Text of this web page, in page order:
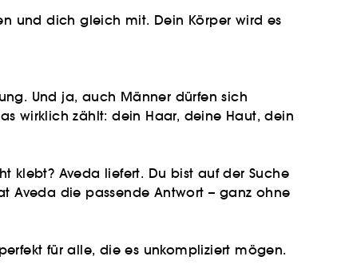
und dich gleich mit. Dein Körper wird es
Und ja, auch Männer dürfen sich
wirklich zählt: dein Haar, deine Haut, dein
klebt? Aveda liefert. Du bist auf der Suche
Aveda die passende Antwort – ganz ohne
für alle, die es unkompliziert mögen.